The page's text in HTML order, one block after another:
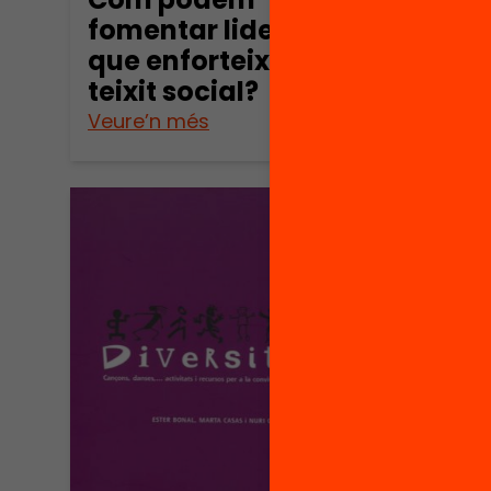
fomentar lideratges
que enforteixin el
teixit social?
Veure’n més